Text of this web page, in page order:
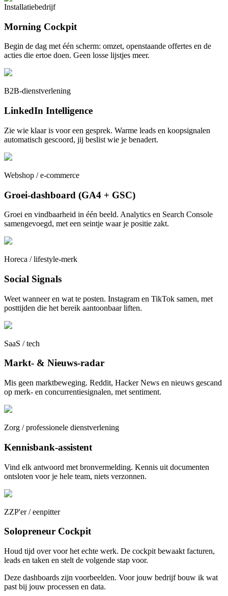
Installatiebedrijf
Morning Cockpit
Begin de dag met één scherm: omzet, openstaande offertes en de
acties die ertoe doen. Geen losse lijstjes meer.
B2B-dienstverlening
LinkedIn Intelligence
Zie wie klaar is voor een gesprek. Warme leads en koopsignalen
automatisch gescoord, jij beslist wie je benadert.
Webshop / e-commerce
Groei-dashboard (GA4 + GSC)
Groei en vindbaarheid in één beeld. Analytics en Search Console
samengevoegd, met een seintje waar je positie zakt.
Horeca / lifestyle-merk
Social Signals
Weet wanneer en wat te posten. Instagram en TikTok samen, met
posttijden die het bereik aantoonbaar liften.
SaaS / tech
Markt- & Nieuws-radar
Mis geen marktbeweging. Reddit, Hacker News en nieuws gescand
op merk- en concurrentiesignalen, met sentiment.
Zorg / professionele dienstverlening
Kennisbank-assistent
Vind elk antwoord met bronvermelding. Kennis uit documenten
ontsloten voor je hele team, niets verzonnen.
ZZP'er / eenpitter
Solopreneur Cockpit
Houd tijd over voor het echte werk. De cockpit bewaakt facturen,
leads en taken en stelt de volgende stap voor.
Deze dashboards zijn voorbeelden. Voor jouw bedrijf bouw ik wat
past bij jouw processen en data.